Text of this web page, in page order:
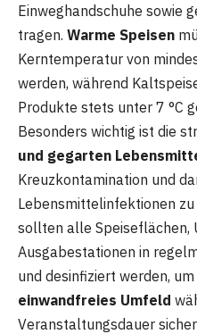
Einweghandschuhe sowie
tragen. Warme Speisen
Kerntemperatur von
werden, während
Produkte stets unter 7 °C
Besonders wichtig ist die
und gegarten
Kreuzkontamination und
Lebensmittelinfektionen
sollten alle Speiseflächen,
Ausgabestationen in
und desinfiziert werden, um
einwandfreies Umfeld
Veranstaltungsdauer